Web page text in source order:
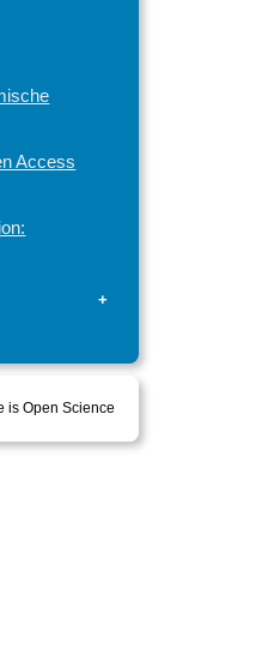
Access
+
is Open Science